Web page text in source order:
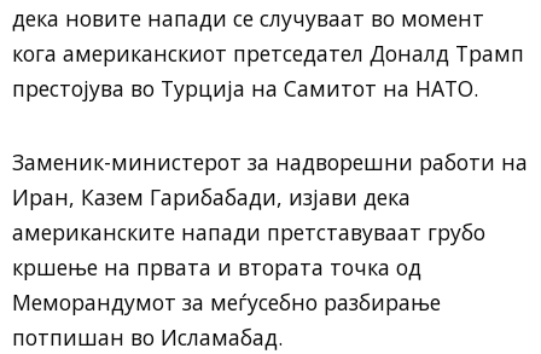
дека новите напади се случуваат во момент
кога американскиот претседател Доналд Трамп
престојува во Турција на Самитот на НАТО.
Заменик-министерот за надворешни работи на
Иран, Казем Гарибабади, изјави дека
американските напади претставуваат грубо
кршење на првата и втората точка од
Меморандумот за меѓусебно разбирање
потпишан во Исламабад.